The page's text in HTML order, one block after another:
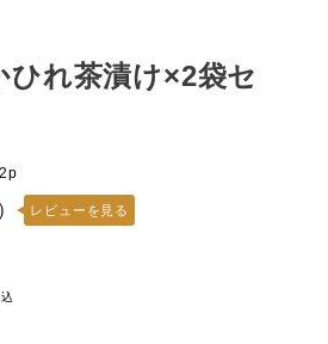
れ茶漬け×2袋セ
） レビューを見る